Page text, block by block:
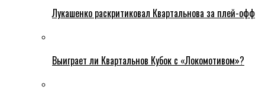
Лукашенко раскритиковал Квартальнова за плей-офф
Выиграет ли Квартальнов Кубок с «Локомотивом»?